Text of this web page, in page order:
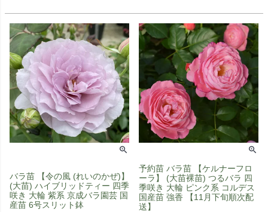
バラ苗 【令の風 (れいのかぜ)】
(大苗) ハイブリッドティー 四季
咲き 大輪 紫系 京成バラ園芸 国
産苗 6号スリット鉢
予約苗 バラ苗 【ケルナーフロ
ーラ】 (大苗裸苗) つるバラ 四
季咲き 大輪 ピンク系 コルデス
国産苗 強香 【11月下旬順次配
送】